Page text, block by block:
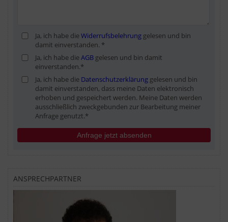
Ja, ich habe dieWiderrufsbelehrung gelesen und bin
damit einverstanden. *
Ja, ich habe dieAGB gelesen und bin damit
einverstanden.*
Ja, ich habe die Datenschutzerklärung gelesen und bin
damit einverstanden, dass meine Daten elektronisch
erhoben und gespeichert werden. Meine Daten werden
ausschließlich zweckgebunden zur Bearbeitung meiner
Anfrage genutzt.*
Anfrage jetzt absenden
ANSPRECHPARTNER